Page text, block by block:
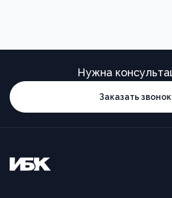
Нужна
Заказать звонок